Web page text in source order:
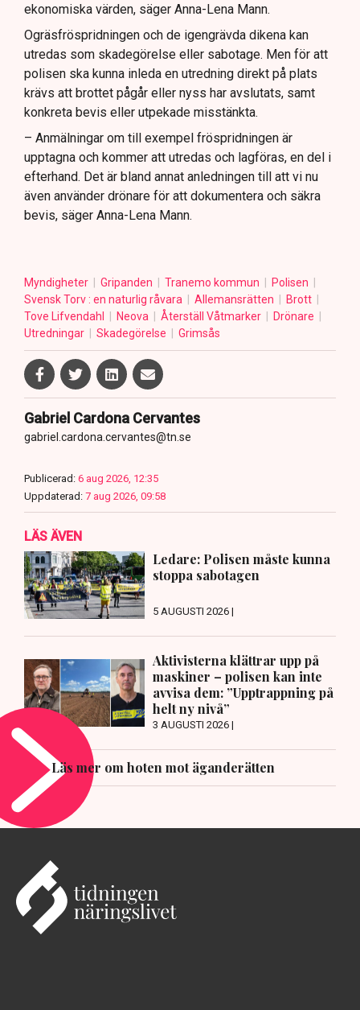
ekonomiska värden, säger Anna-Lena Mann.
Ogräsfröspridningen och de igengrävda dikena kan
utredas som skadegörelse eller sabotage. Men för att
polisen ska kunna inleda en utredning direkt på plats
krävs att brottet pågår eller nyss har avslutats, samt
konkreta bevis eller utpekade misstänkta.
– Anmälningar om till exempel fröspridningen är
upptagna och kommer att utredas och lagföras, en del i
efterhand. Det är bland annat anledningen till att vi nu
även använder drönare för att dokumentera och säkra
bevis, säger Anna-Lena Mann.
Myndigheter Gripanden Tranemo kommun
Polisen
Svensk Torv : en naturlig råvara
Allemansrätten
Brott
Tove Lifvendahl
Neova Återställ Våtmarker
Drönare
Utredningar
Skadegörelse Grimsås
Gabriel Cardona Cervantes
gabriel.cardona.cervantes@tn.se
Publicerad: 6 aug 2026, 12:35
Uppdaterad: 7 aug 2026, 09:58
LÄS ÄVEN
Ledare: Polisen måste kunna
stoppa sabotagen
5 AUGUSTI 2026 |
Aktivisterna klättrar upp på
maskiner – polisen kan inte
avvisa dem: ”Upptrappning på
helt ny nivå”
3 AUGUSTI 2026 |
Läs mer om hoten mot äganderätten